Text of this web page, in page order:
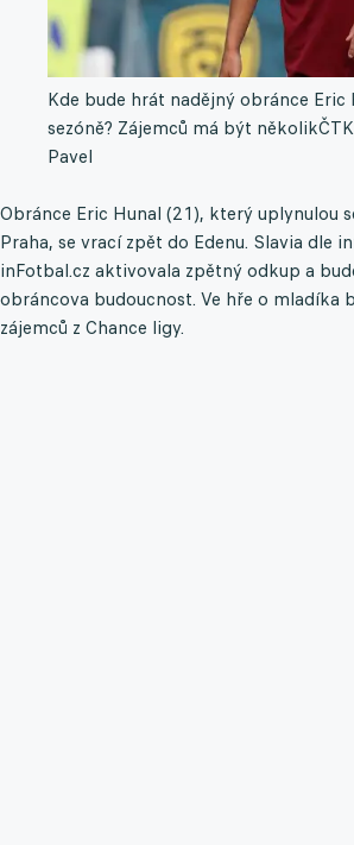
Kde bude hrát nadějný obránce
sezóně? Zájemců má být několik
Pavel
Obránce Eric Hunal (21), který uplynulou
Praha, se vrací zpět do Edenu. Slavia dle
inFotbal.cz aktivovala zpětný odkup a
obráncova budoucnost. Ve hře o mladíka
zájemců z Chance ligy.